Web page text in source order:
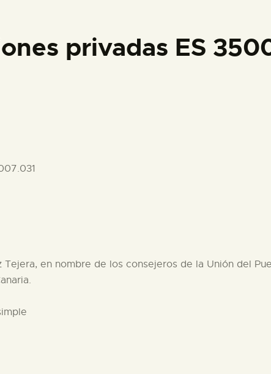
privadas ES
en nombre de los consejeros de la Unión del